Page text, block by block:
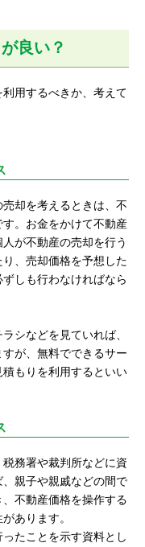
良い？
用するべきか、考えて
却を考えるときは、不
。お金をかけて不動産
が不動産の売却を行う
、売却価格を予想した
しも行わなければなら
シなどを見ていれば、
が、無料でできるサー
もりを利用するといい
務署や裁判所などに資
親子や親戚などの間で
不動産価格を操作する
あります。
たことを示す資料とし